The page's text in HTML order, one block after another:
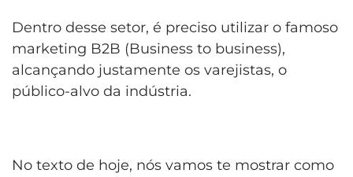
Dentro desse setor, é preciso utilizar o famoso
marketing B2B (Business to business),
alcançando justamente os varejistas, o
público-alvo da indústria.
No texto de hoje, nós vamos te mostrar como